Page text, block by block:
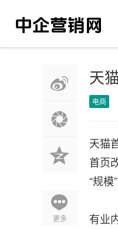
更多
天
电商
天猫
首页
“规模
有业